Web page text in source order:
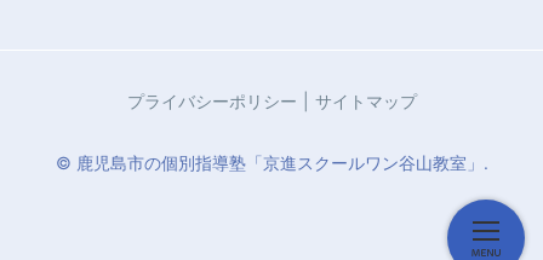
プライバシーポリシー サイトマップ
© 鹿児島市の個別指導塾「京進スクールワン谷山教室」.